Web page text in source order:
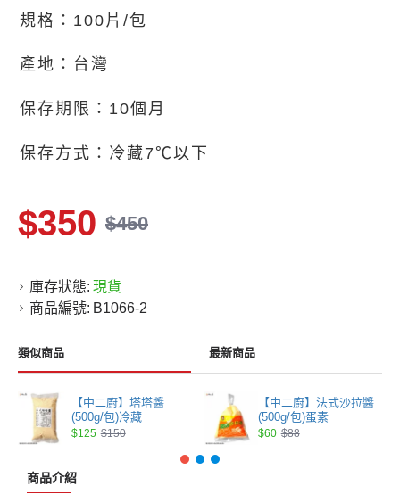
規格：100片/包
產地：台灣
保存期限：10個月
保存方式：冷藏7℃以下
庫存狀態: 現貨
商品編號: B1066-2
$350 $450
類似商品 最新商品
【中二廚】塔塔醬
(500g/包)冷藏
$125 $150
【中二廚】法式沙拉醬
(500g/包)蛋素
$60 $88
商品介紹